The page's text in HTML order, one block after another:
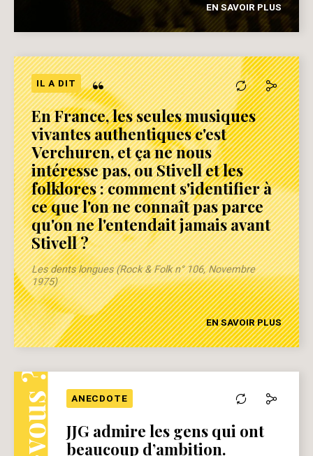
EN SAVOIR PLUS
IL A DIT “
En France, les seules musiques
vivantes authentiques c'est
Verchuren, et ça ne nous
intéresse pas, ou Stivell et les
folklores : comment s'identifier à
ce que l'on ne connaît pas parce
qu'on ne l'entendait jamais avant
Stivell ?
Les dents longues (Rock & Folk n° 106, Novembre
1975)
EN SAVOIR PLUS
ANECDOTE
JJG admire les gens qui ont
beaucoup d’ambition.